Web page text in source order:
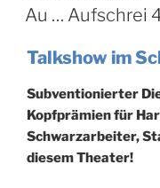
Woche
AM
Au … Aufschrei
Talkshow im
Subventionierter
Kopfprämien für
Schwarzarbeiter,
diesem Theater!